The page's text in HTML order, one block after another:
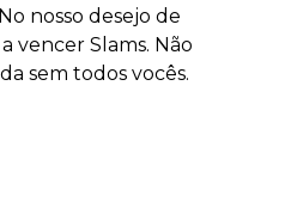
nosso desejo de
vencer Slams. Não
sem todos vocês.